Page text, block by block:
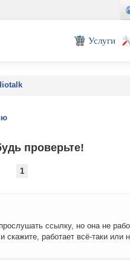
Услуги
проверьте!
1
ссылку, но она не
скажите, работает всё-таки или